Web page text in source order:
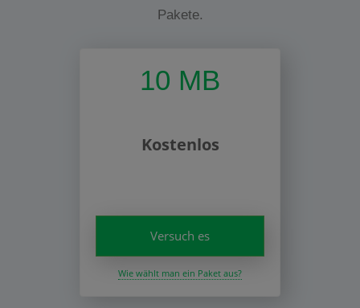
Pakete.
10 MB
Kostenlos
Versuch es
Wie wählt man ein Paket aus?